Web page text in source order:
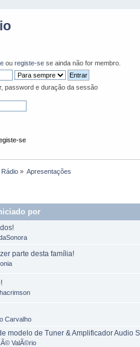
ou registe-se se ainda não for membro.
password e duração da sessão
se
» Apresentações
por
parte desta família!
Carvalho
modelo de Tuner & Amplificador Audio
ValÃ©rio